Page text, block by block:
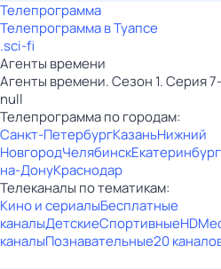
Телепрограмма
Телепрограмма в Туапсе
.sci-fi
Агенты времени
Агенты времени. Сезон 1. Серия
null
Телепрограмма по городам:
Санкт-ПетербургКазаньНижний
НовгородЧелябинскЕкатеринбург
на-ДонуКраснодар
Телеканалы по тематикам:
Кино и сериалыБесплатные
каналыДетскиеСпортивныеHD
каналыПознавательные20